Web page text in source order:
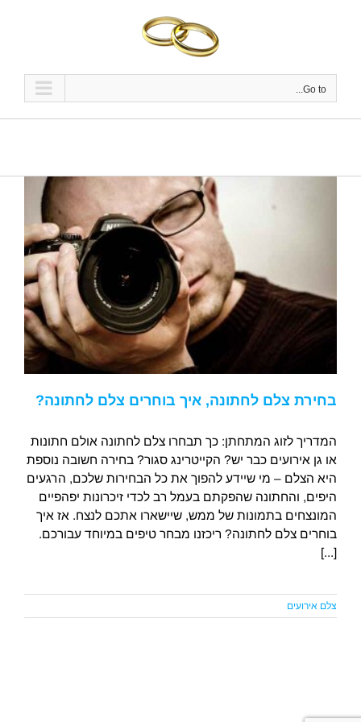
Go to...
בחירת צלם לחתונה, איך בוחרים צלם לחתונה?
המדריך לזוג המתחתן: כך תבחרו צלם לחתונה אולם חתונות
או גן אירועים כבר יש? הקייטרינג סגור? בחירה חשובה נוספת
היא הצלם – מי שיידע להפוך את כל הבחירות שלכם, הרגעים
היפים, והחתונה שהפקתם בעמל רב לכדי זיכרונות יפהפיים
המונצחים בתמונות של ממש, שיישארו אתכם לנצח. אז איך
בוחרים צלם לחתונה? ריכזנו מבחר טיפים במיוחד עבורכם.
[...]
צלם אירועים